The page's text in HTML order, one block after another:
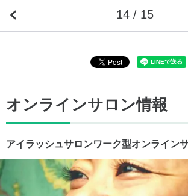
14 / 15
オンラインサロン情報
アイラッシュサロンワーク型オンライン